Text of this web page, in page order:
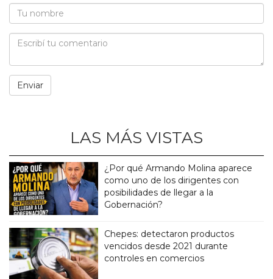
LAS MÁS VISTAS
¿Por qué Armando Molina aparece
como uno de los dirigentes con
posibilidades de llegar a la
Gobernación?
Chepes: detectaron productos
vencidos desde 2021 durante
controles en comercios